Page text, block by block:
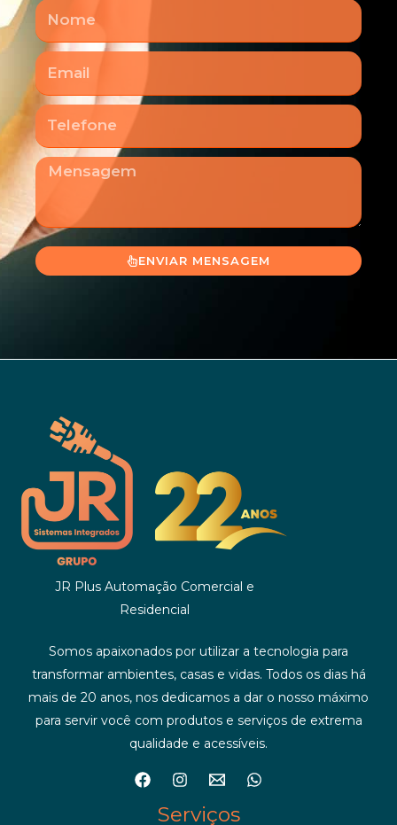
Nome
Email
Telefone
Mensagem
ENVIAR MENSAGEM
JR Plus Automação Comercial e
Residencial
Somos apaixonados por utilizar a tecnologia para
transformar ambientes, casas e vidas. Todos os dias há
mais de 20 anos, nos dedicamos a dar o nosso máximo
para servir você com produtos e serviços de extrema
qualidade e acessíveis.
Serviços